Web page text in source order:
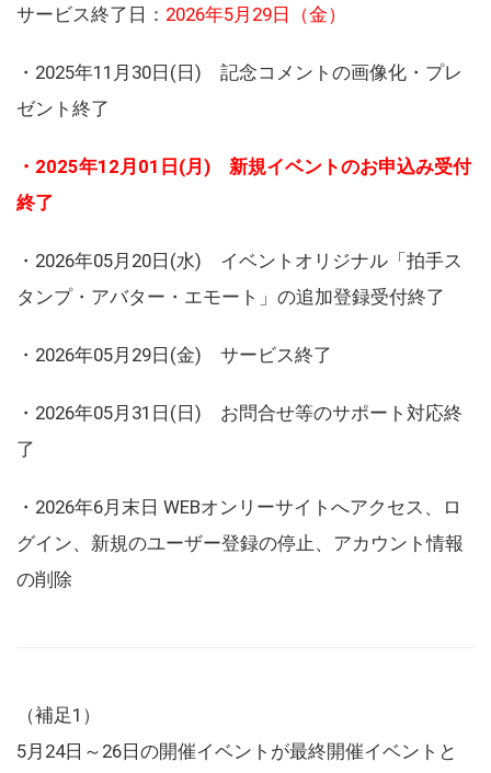
サービス終了日： 2026年5月29日（金）
・2025年11月30日(日) 記念コメントの画像化・プレ
ゼント終了
・2025年12月01日(月) 新規イベントのお申込み受付
終了
・2026年05月20日(水) イベントオリジナル「拍手ス
タンプ・アバター・エモート」の追加登録受付終了
・2026年05月29日(金) サービス終了
・2026年05月31日(日) お問合せ等のサポート対応終
了
・2026年6月末日 WEBオンリーサイトへアクセス、ロ
グイン、新規のユーザー登録の停止、アカウント情報
の削除
（補足1）
5月24日～26日の開催イベントが最終開催イベントと